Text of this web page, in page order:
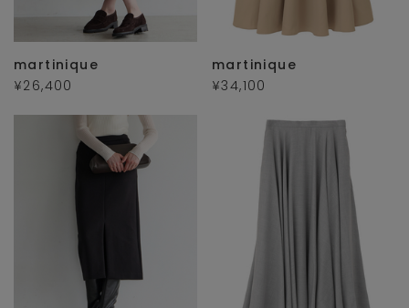
martinique
¥26,400
martinique
¥34,100